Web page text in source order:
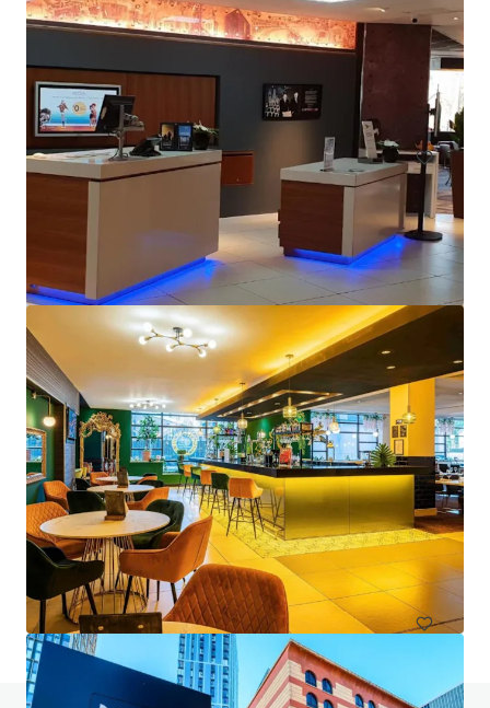
Delta Hotels Durham Royal County
150 unidades
Hoteles y Hospitalidad
Hampton by Hilton London Waterloo
157 Waterloo Road, South Bank, London, SE1 8XA, UK
Hoteles y Hospitalidad